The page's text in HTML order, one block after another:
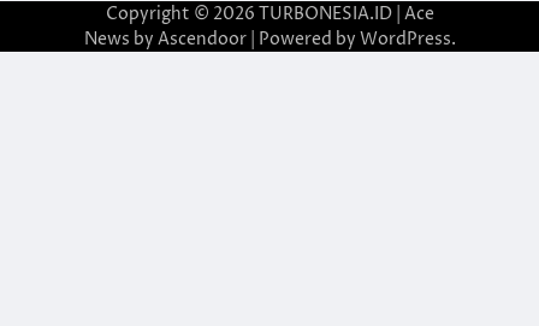
Copyright © 2026 TURBONESIA.ID| Ace
News by Ascendoor| Powered by WordPress.